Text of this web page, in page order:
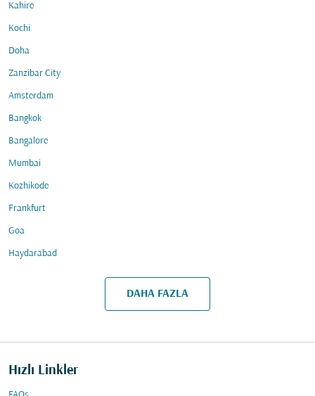
Kahire
Kochi
Doha
Zanzibar City
Amsterdam
Bangkok
Bangalore
Mumbai
Kozhikode
Frankfurt
Goa
Haydarabad
DAHA FAZLA
Hızlı Linkler